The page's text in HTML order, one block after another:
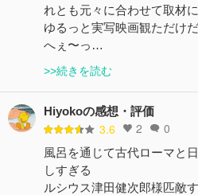
れとも元々に合わせて取材
ゆるっと実写映画観ただけ
へぇ〜っ…
>>続きを読む
Hiyokoの感想・評価
3.6 2 0
風呂を通じて古代ローマと
しすぎる
ルシウス津田健次郎様匹敵